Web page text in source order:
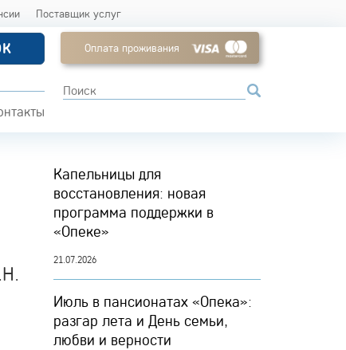
Поставщик услуг
Оплата проживания
Капельницы для
восстановления: новая
программа поддержки в
«Опеке»
21.07.2026
Июль в пансионатах «Опека»:
разгар лета и День семьи,
любви и верности